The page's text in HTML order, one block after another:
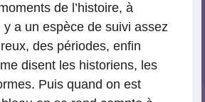
de l’histoire, à
y a un espèce de suivi assez
des périodes, enfin
disent les historiens, les
Puis quand on est